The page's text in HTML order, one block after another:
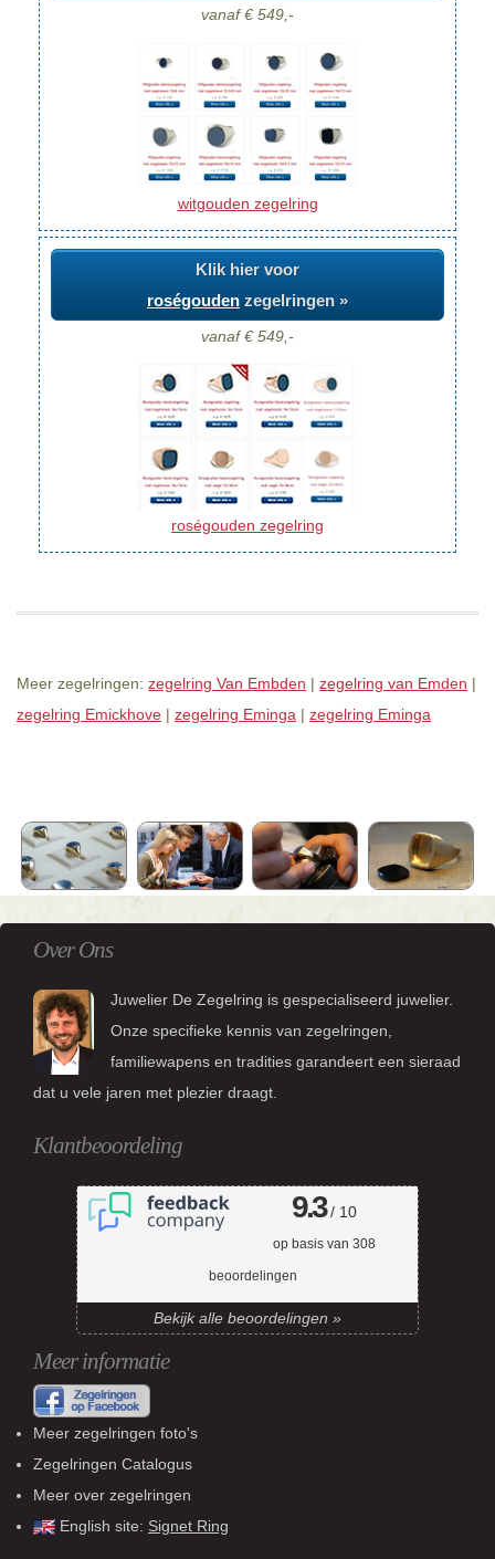
vanaf € 549,-
witgouden zegelring
Klik hier voor
roségouden zegelringen »
vanaf € 549,-
roségouden zegelring
Meer zegelringen: zegelring Van Embden | zegelring van Emden |
zegelring Emickhove | zegelring Eminga | zegelring Eminga
Over Ons
Juwelier De Zegelring is gespecialiseerd juwelier.
Onze specifieke kennis van zegelringen,
familiewapens en tradities garandeert een sieraad
dat u vele jaren met plezier draagt.
Klantbeoordeling
9.3/ 10
op basis van 308
beoordelingen
Bekijk alle beoordelingen »
Meer informatie
Meer zegelringen foto's
Zegelringen Catalogus
Meer over zegelringen
English site: Signet Ring